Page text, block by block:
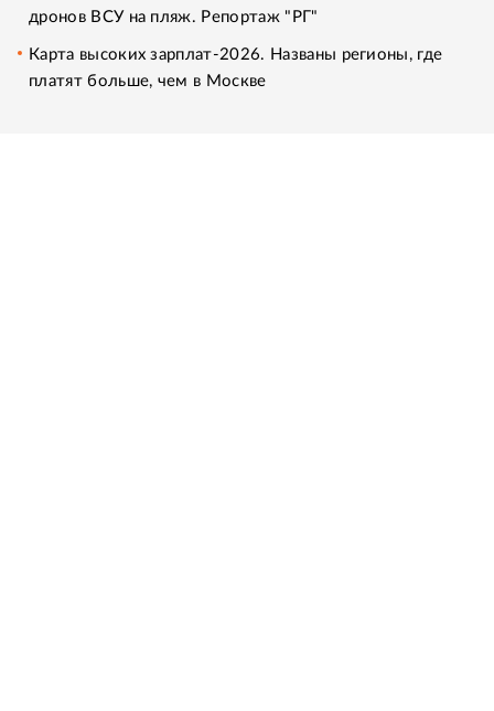
дронов ВСУ на пляж. Репортаж "РГ"
Карта высоких зарплат-2026. Названы регионы, где
платят больше, чем в Москве